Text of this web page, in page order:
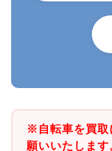
※自転車を買取
願いいたします